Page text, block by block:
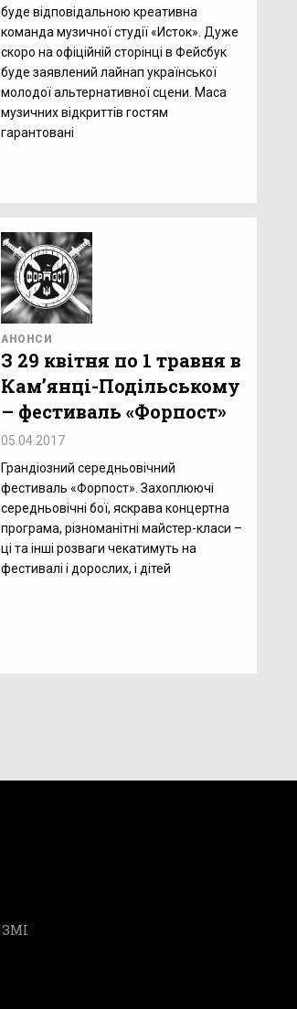
буде відповідальною креативна
команда музичної студії «Исток». Дуже
скоро на офіційній сторінці в Фейсбук
буде заявлений лайнап української
молодої альтернативної сцени. Маса
музичних відкриттів гостям
гарантовані
АНОНСИ
З 29 квітня по 1 травня в
Кам’янці-Подільському
– фестиваль «Форпост»
05.04.2017
Грандіозний середньовічний
фестиваль «Форпост». Захоплюючі
середньовічні бої, яскрава концертна
програма, різноманітні майстер-класи –
ці та інші розваги чекатимуть на
фестивалі і дорослих, і дітей
ЗМІ